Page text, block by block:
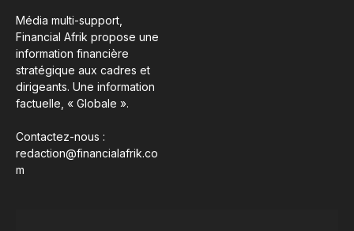
Média multi-support,
Financial Afrik propose une
information financière
stratégique aux cadres et
dirigeants. Une information
factuelle, « Globale ».
Contactez-nous :
redaction@financialafrik.co
m